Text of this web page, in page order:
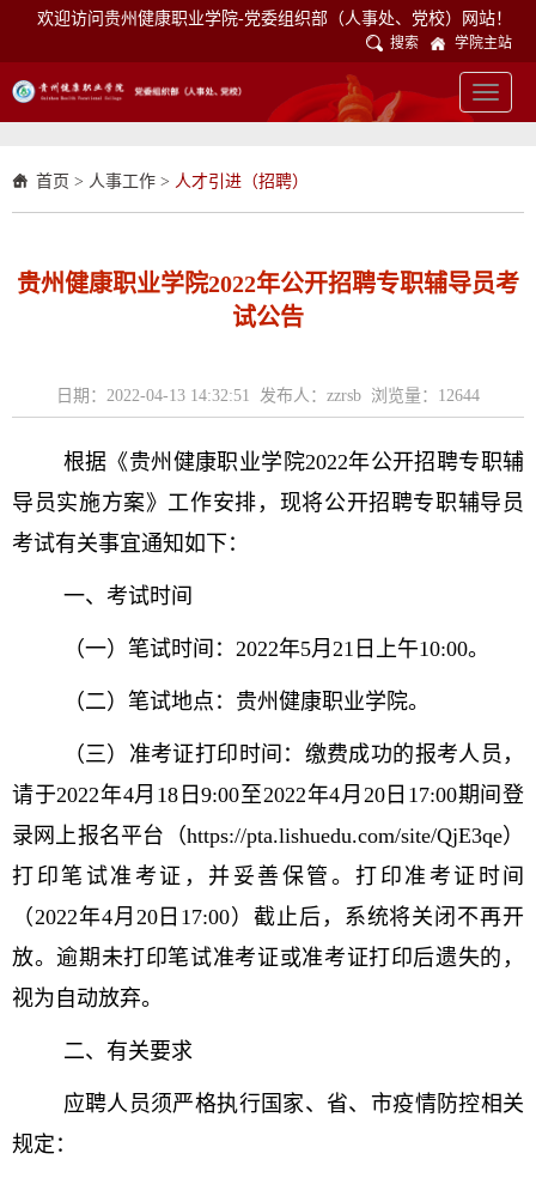
欢迎访问贵州健康职业学院-党委组织部（人事处、党校）网站！
搜索 学院主站
Toggle
首页 > 人事工作 > 人才引进（招聘）
贵州健康职业学院2022年公开招聘专职辅导员考
试公告
日期：2022-04-13 14:32:51 发布人：zzrsb 浏览量： 12644
根据《贵州健康职业学院2022年公开招聘专职辅
导员实施方案》工作安排， 现将公开招聘专职辅导员
考试有关事宜通知如下：
一、考试时间
（一）笔试时间：2022年5月21日上午10:00。
（二）笔试地点：贵州健康职业学院。
（三）准考证打印时间：缴费成功的报考人员，
请于2022年4月18日9:00至2022年4月20日17:00期间登
录网上报名平台（https://pta.lishuedu.com/site/QjE3qe）
打印笔试准考证，并妥善保管。打印准考证时间
（2022年4月20日17:00）截止后，系统将关闭不再开
放。逾期未打印笔试准考证或准考证打印后遗失的，
视为自动放弃。
二、有关要求
应聘人员须严格执行国家、省、市疫情防控相关
规定：